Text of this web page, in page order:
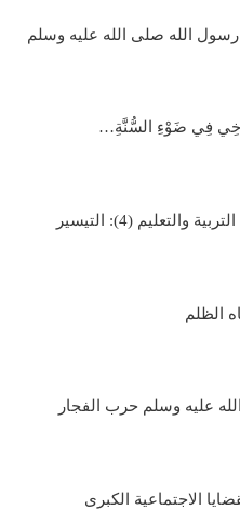
الله صلى الله عليه وسلم
فِي ضَوْءِ السُّنَّةِ…
الأسس النبوية في التربية والتعليم (4): التيسير
الظلم
عليه وسلم حرب الفجار
الاجتماعية الكبرى